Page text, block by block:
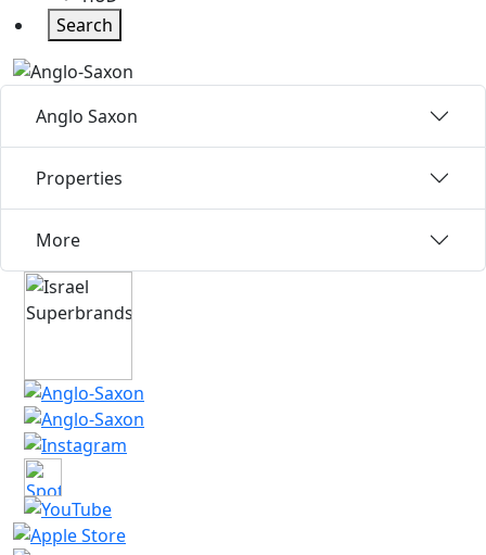
Search
Anglo Saxon
Properties
More